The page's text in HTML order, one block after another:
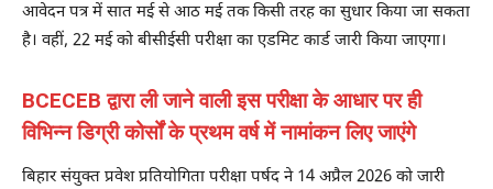
आवेदन पत्र में सात मई से आठ मई तक किसी तरह का सुधार किया जा सकता
है। वहीं, 22 मई को बीसीईसी परीक्षा का एडमिट कार्ड जारी किया जाएगा।
BCECEB द्वारा ली जाने वाली इस परीक्षा के आधार पर ही
विभिन्न डिग्री कोर्सों के प्रथम वर्ष में नामांकन लिए जाएंगे
बिहार संयुक्त प्रवेश प्रतियोगिता परीक्षा पर्षद ने 14 अप्रैल 2026 को जारी